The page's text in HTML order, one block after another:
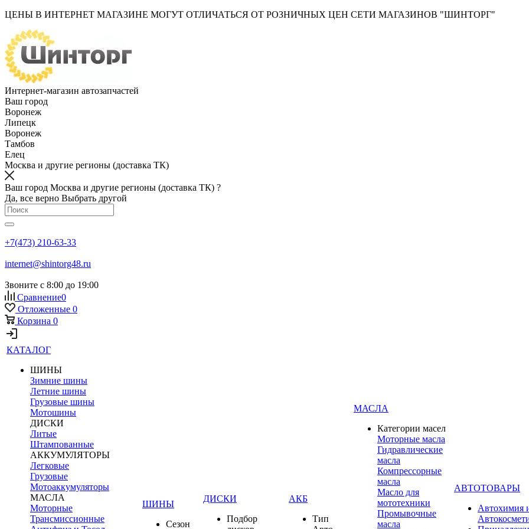
ЦЕНЫ В ИНТЕРНЕТ МАГАЗИНЕ МОГУТ ОТЛИЧАТЬСЯ ОТ РОЗНИЧНЫХ ЦЕН СЕТИ МАГАЗИНОВ "ШИНТОРГ"
Интернет-магазин автозапчастей
Ваш город
Воронеж
Липецк
Воронеж
Тамбов
Елец
Москва и другие регионы (доставка ТК)
Ваш город Москва и другие регионы (доставка ТК) ?
Да, все верно Выбрать другой
+7(473) 210-63-33
internet@shintorg48.ru
Звоните с 8:00 до 19:00
Сравнение0
Отложенные 0
Корзина 0
КАТАЛОГ
ШИНЫ
Зимние шины
Летние шины
Грузовые шины
Мотошины
ДИСКИ
Литые
Штампованные
АККУМУЛЯТОРЫ
Легковые
Грузовые
Мотоаккумуляторы
МАСЛА
Моторные
Трансмиссионные
ШИНЫ
Сезон
ДИСКИ
Подбор
АКБ
Тип
МАСЛА
Категории масел
Моторные масла
Гидравлические
масла
Компрессорные
масла
Масло для
мототехники
Промывочные
масла
АВТОТОВАРЫ
Автохимия